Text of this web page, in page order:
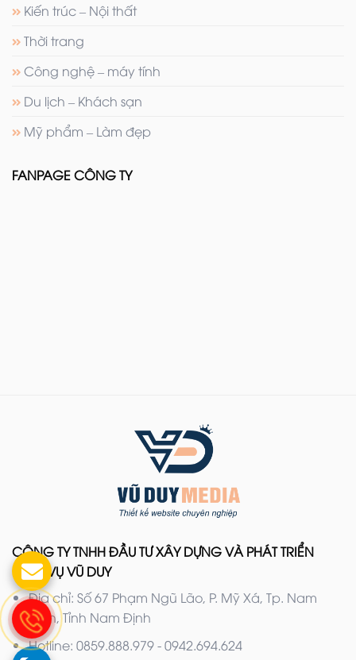
Kiến trúc – Nội thất
Thời trang
Công nghệ – máy tính
Du lịch – Khách sạn
Mỹ phẩm – Làm đẹp
FANPAGE CÔNG TY
CÔNG TY TNHH ĐẦU TƯ XÂY DỰNG VÀ PHÁT TRIỂN
DỊCH VỤ VŨ DUY
Địa chỉ: Số 67 Phạm Ngũ Lão, P. Mỹ Xá, Tp. Nam
Định, Tỉnh Nam Định
Hotline: 0859.888.979 - 0942.694.624